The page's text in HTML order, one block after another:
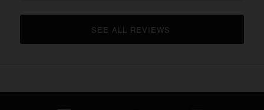
CLICK TO GO TO ALL REVIEWS